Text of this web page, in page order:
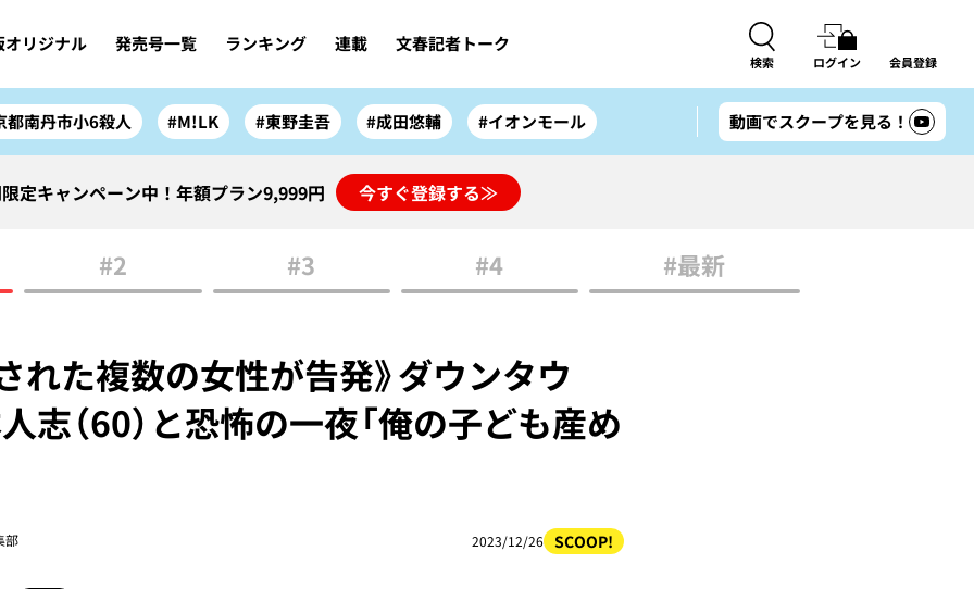
オリジナル 発売号一覧 ランキング 連載 文春記者トーク
検索 ログイン 会員登録
都南丹市小6殺人 #M!LK #東野圭吾 #成田悠輔 #イオンモール 動画でスクープを見る！
定キャンペーン中！年額プラン9,999円 今すぐ登録する≫
#2 #3 #4 #最新
れた複数の女性が告発》ダウンタウ
志（60）と恐怖の一夜「俺の子ども産め
部 2023/12/26 SCOOP!